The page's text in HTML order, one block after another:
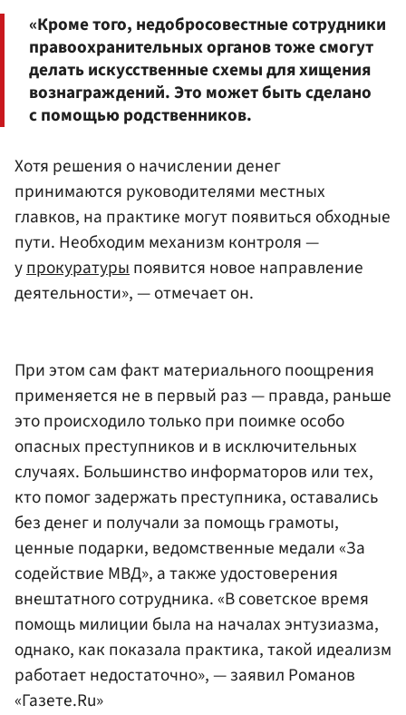
«Кроме того, недобросовестные сотрудники
правоохранительных органов тоже смогут
делать искусственные схемы для хищения
вознаграждений. Это может быть сделано
с помощью родственников.
Хотя решения о начислении денег
принимаются руководителями местных
главков, на практике могут появиться обходные
пути. Необходим механизм контроля —
упрокуратуры появится новое направление
деятельности», — отмечает он.
При этом сам факт материального поощрения
применяется не в первый раз — правда, раньше
это происходило только при поимке особо
опасных преступников и в исключительных
случаях. Большинство информаторов или тех,
кто помог задержать преступника, оставались
без денег и получали за помощь грамоты,
ценные подарки, ведомственные медали «За
содействие МВД», а также удостоверения
внештатного сотрудника. «В советское время
помощь милиции была на началах энтузиазма,
однако, как показала практика, такой идеализм
работает недостаточно», — заявил Романов
«Газете.Ru»